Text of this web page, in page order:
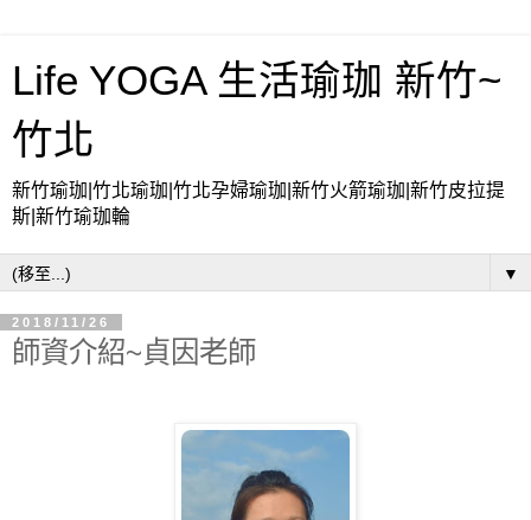
Life YOGA 生活瑜珈 新竹~
竹北
新竹瑜珈|竹北瑜珈|竹北孕婦瑜珈|新竹火箭瑜珈|新竹皮拉提
斯|新竹瑜珈輪
▼
2018/11/26
師資介紹~貞因老師